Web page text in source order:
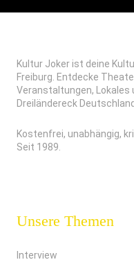
Kultur Joker ist deine
Freiburg. Entdecke
Veranstaltungen, Lokales
Dreiländereck
Kostenfrei, unabhängig,
Seit 1989.
Unsere Themen
Interview